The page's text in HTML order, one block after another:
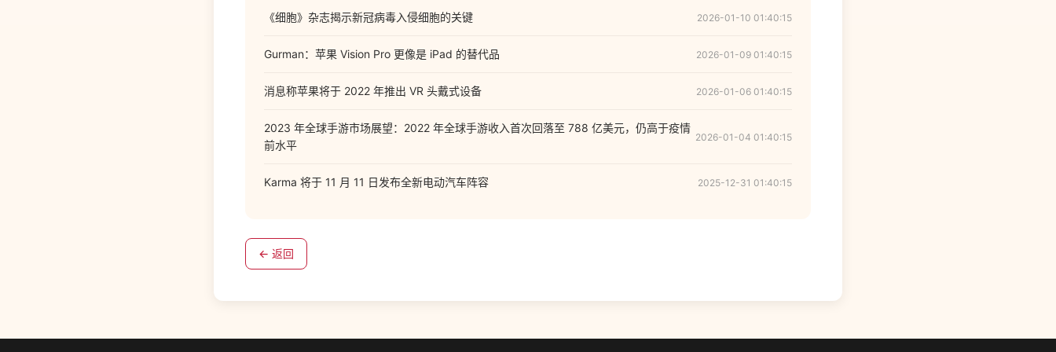
《细胞》杂志揭示新冠病毒入侵细胞的关键 2026-01-10 01:40:15
Gurman：苹果 Vision Pro 更像是 iPad 的替代品 2026-01-09 01:40:15
消息称苹果将于 2022 年推出 VR 头戴式设备 2026-01-06 01:40:15
2023 年全球手游市场展望：2022 年全球手游收入首次回落至 788 亿美元，仍高于疫情
前水平
2026-01-04 01:40:15
Karma 将于 11 月 11 日发布全新电动汽车阵容 2025-12-31 01:40:15
← 返回